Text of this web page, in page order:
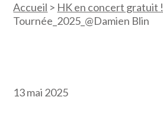
Accueil > HK en concert gratuit !
Tournée_2025_@Damien Blin
13 mai 2025